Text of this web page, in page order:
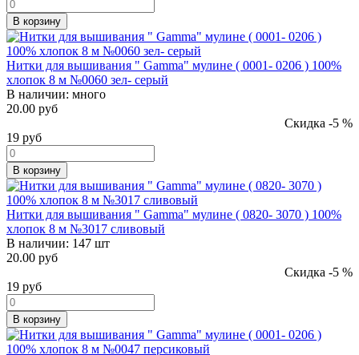
В корзину
Нитки для вышивания " Gamma" мулине ( 0001- 0206 ) 100%
хлопок 8 м №0060 зел- серый
В наличии: много
20.00 руб
Скидка -5 %
19 руб
В корзину
Нитки для вышивания " Gamma" мулине ( 0820- 3070 ) 100%
хлопок 8 м №3017 сливовый
В наличии: 147 шт
20.00 руб
Скидка -5 %
19 руб
В корзину